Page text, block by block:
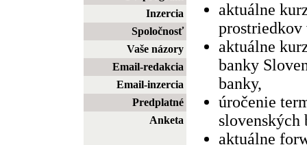
Inzercia
Spoločnosť
Vaše názory
Email-redakcia
Email-inzercia
Predplatné
Anketa
aktuálne
prostriedkov
aktuálne
banky
banky,
úročenie
slovenských
aktuálne